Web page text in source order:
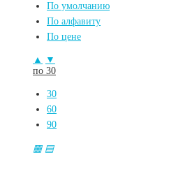
По умолчанию
По алфавиту
По цене
▲
▼
по 30
30
60
90
▦ ▤